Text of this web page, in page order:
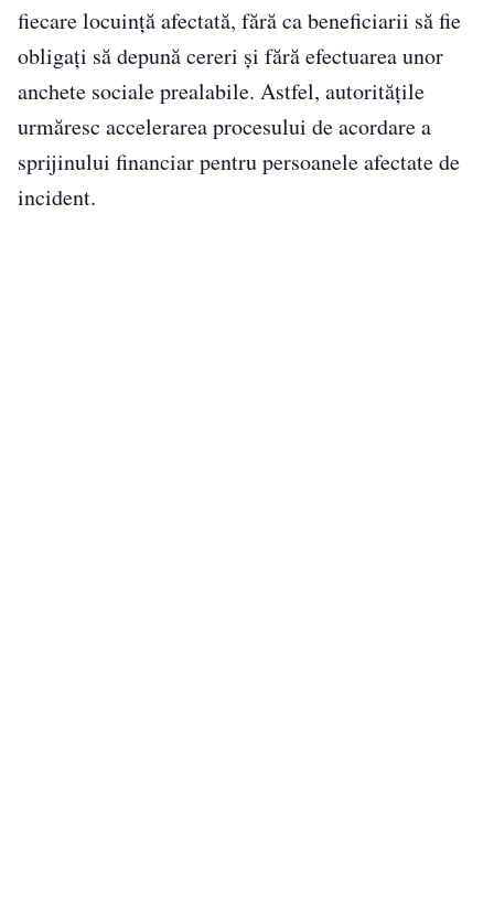
fiecare locuință afectată, fără ca beneficiarii să fie
obligați să depună cereri și fără efectuarea unor
anchete sociale prealabile. Astfel, autoritățile
urmăresc accelerarea procesului de acordare a
sprijinului financiar pentru persoanele afectate de
incident.